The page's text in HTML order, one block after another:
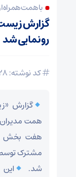
با همت
گزارش
رونمایی شد
کد نوشته: 5428
گزارش
همت
هفت بخش
مشترک
شد.